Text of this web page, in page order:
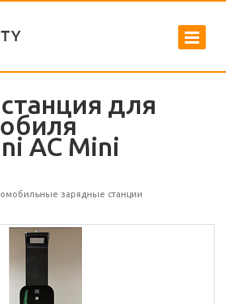
для
AC Mini
зарядные станции